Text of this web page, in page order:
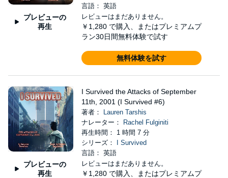
プレビューの
再生
言語： 英語
レビューはまだありません。
￥1,280 で購入、またはプレミアムプ
ラン30日間無料体験で試す
無料体験を試す
プレビューの
再生
I Survived the Attacks of September
11th, 2001 (I Survived #6)
著者：
Lauren Tarshis
ナレーター：
Rachel Fulginiti
再生時間： 1 時間 7 分
シリーズ：
I Survived
言語： 英語
レビューはまだありません。
￥1,280 で購入、またはプレミアムプ